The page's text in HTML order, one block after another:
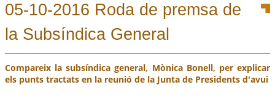
05-10-2016 Roda de premsa de
la Subsíndica General
Compareix la subsíndica general, Mònica Bonell, per explicar
els punts tractats en la reunió de la Junta de Presidents d'avui